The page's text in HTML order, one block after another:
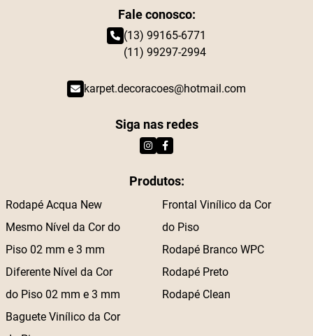
Fale conosco:
(13) 99165-6771
(11) 99297-2994
karpet.decoracoes@hotmail.com
Siga nas redes
Produtos:
Rodapé Acqua New
Mesmo Nível da Cor do
Piso 02 mm e 3 mm
Diferente Nível da Cor
do Piso 02 mm e 3 mm
Baguete Vinílico da Cor
Frontal Vinílico da Cor
do Piso
Rodapé Branco WPC
Rodapé Preto
Rodapé Clean